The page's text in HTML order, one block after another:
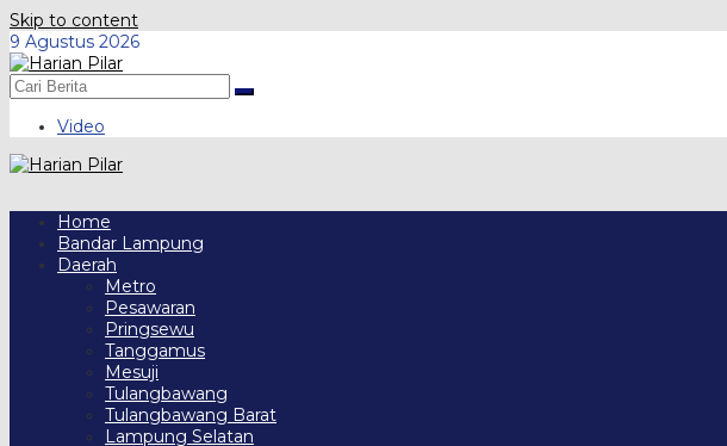
Skip to content
9 Agustus 2026
Video
Home
Bandar Lampung
Daerah
Metro
Pesawaran
Pringsewu
Tanggamus
Mesuji
Tulangbawang
Tulangbawang Barat
Lampung Selatan